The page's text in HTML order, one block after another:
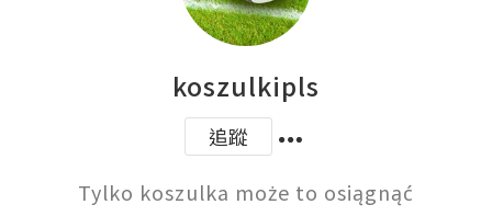
koszulkipls
追蹤
Tylko koszulka może to osiągnąć